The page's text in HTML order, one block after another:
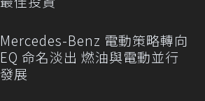
Mercedes-Benz 電動策略轉向
EQ 命名淡出 燃油與電動並行
發展